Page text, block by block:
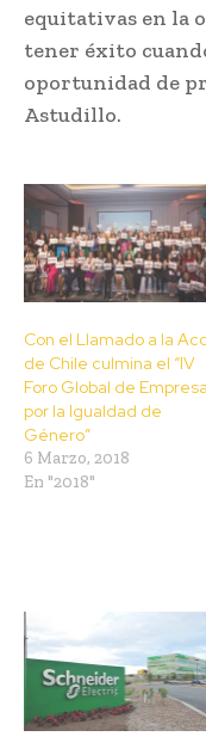
equitativas en la
tener éxito
oportunidad de
Astudillo.
Con el Llamado a la
de Chile culmina el “IV
Foro Global de
por la Igualdad de
Género”
6 Marzo, 2018
En "2018"